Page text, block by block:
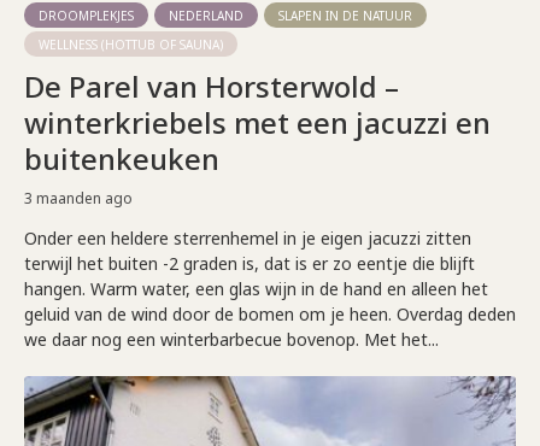
DROOMPLEKJES NEDERLAND
SLAPEN IN DE NATUUR
WELLNESS (HOTTUB OF SAUNA)
De Parel van Horsterwold –
winterkriebels met een jacuzzi en
buitenkeuken
3 maanden ago
Onder een heldere sterrenhemel in je eigen jacuzzi zitten
terwijl het buiten -2 graden is, dat is er zo eentje die blijft
hangen. Warm water, een glas wijn in de hand en alleen het
geluid van de wind door de bomen om je heen. Overdag deden
we daar nog een winterbarbecue bovenop. Met het...